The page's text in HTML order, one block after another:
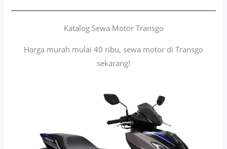
Katalog Sewa Motor Transgo
Harga murah mulai 40 ribu, sewa motor di Transgo
sekarang!